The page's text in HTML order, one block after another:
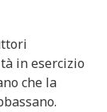
in esercizio
che la